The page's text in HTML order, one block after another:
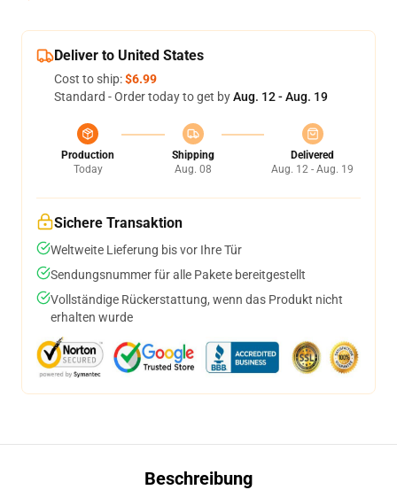
Deliver to United States
Cost to ship:$6.99
Standard - Order today to get byAug. 12 - Aug. 19
Production
Today
Shipping
Aug. 08
Delivered
Aug. 12 - Aug. 19
Sichere Transaktion
Weltweite Lieferung bis vor Ihre Tür
Sendungsnummer für alle Pakete bereitgestellt
Vollständige Rückerstattung, wenn das Produkt nicht
erhalten wurde
Beschreibung